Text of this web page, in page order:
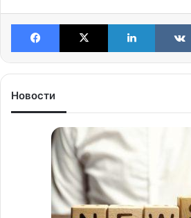
Facebook X LinkedIn
Новости